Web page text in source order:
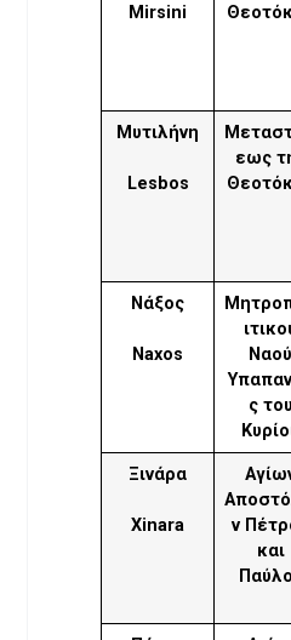
Mirsini
Μυτιλήνη
Lesbos
εως
Νάξος
Naxos
Ναού
ς του
Ξινάρα
Xinara
ν
και